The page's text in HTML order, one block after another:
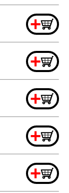
+
+
+
+
+